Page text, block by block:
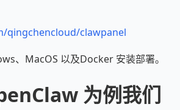
qingchencloud/clawpanel
、MacOS 以及Docker 安装部署。
为例我们